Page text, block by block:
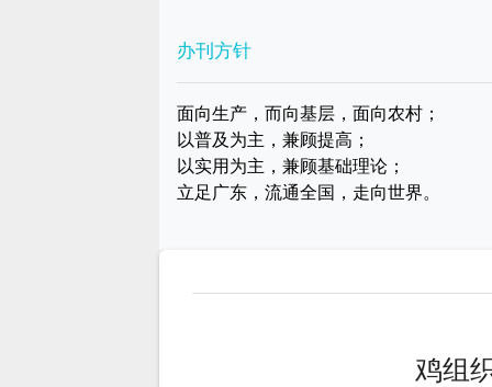
办刊方针
面向生产，而向基层，面向农村；
以普及为主，兼顾提高；
以实用为主，兼顾基础理论；
立足广东，流通全国，走向世界。
鸡组